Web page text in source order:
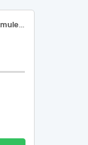
Запасні частини до автомобілів Chery Amulet та Nissan Terranno, за ДК 021:2015-34330000-9 Запасні частини до вантажних транспортних засобів, фургонів та легкових автомобілів